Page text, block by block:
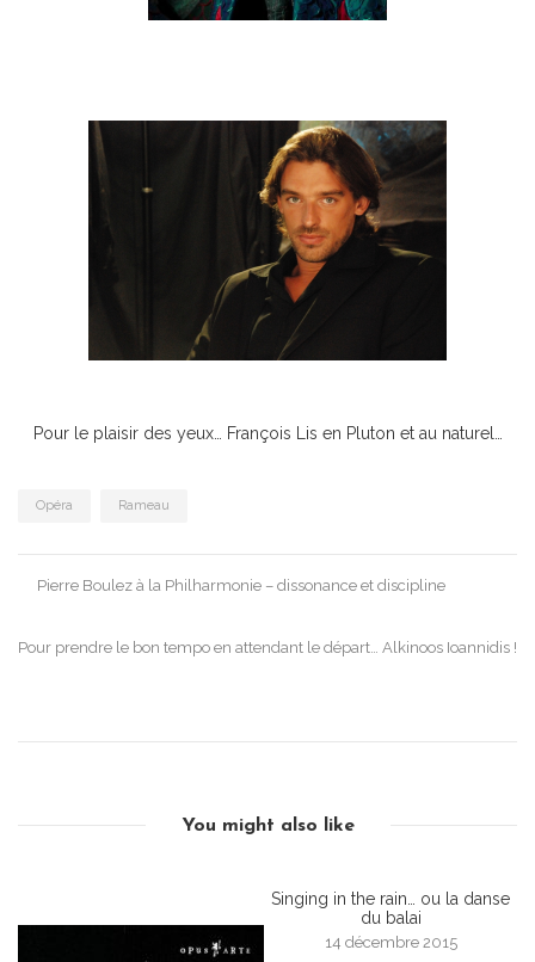
Pour le plaisir des yeux… François Lis en Pluton et au naturel…
Opéra Rameau
Post
Pierre Boulez à la Philharmonie – dissonance et discipline
Pour prendre le bon tempo en attendant le départ… Alkinoos Ioannidis !
You might also like
Singing in the rain… ou la danse
du balai
14 décembre 2015